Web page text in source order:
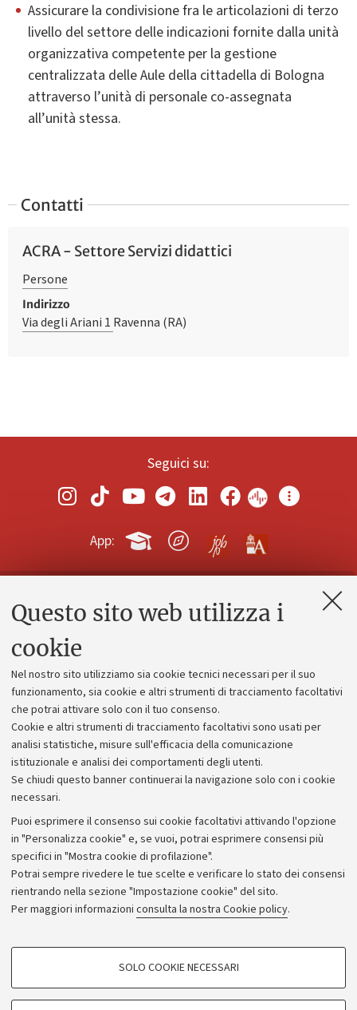
Questo sito web utilizza i
cookie
Nel nostro sito utilizziamo sia cookie tecnici necessari per il suo
funzionamento, sia cookie e altri strumenti di tracciamento facoltativi
che potrai attivare solo con il tuo consenso.
Cookie e altri strumenti di tracciamento facoltativi sono usati per
analisi statistiche, misure sull'efficacia della comunicazione
istituzionale e analisi dei comportamenti degli utenti.
Se chiudi questo banner continuerai la navigazione solo con i cookie
necessari.
Puoi esprimere il consenso sui cookie facoltativi attivando l'opzione
in "Personalizza cookie" e, se vuoi, potrai esprimere consensi più
specifici in "Mostra cookie di profilazione".
Potrai sempre rivedere le tue scelte e verificare lo stato dei consensi
rientrando nella sezione "Impostazione cookie" del sito.
Per maggiori informazioni consulta la nostra Cookie policy.
COOKIE DI PROFILAZIONE - FACOLTATIVI
SOLO COOKIE NECESSARI
Assicurare la condivisione fra le articolazioni di terzo
livello del settore delle indicazioni fornite dalla unità
organizzativa competente per la gestione
centralizzata delle Aule della cittadella di Bologna
attraverso l’unità di personale co-assegnata
all’unità stessa.
Contatti
ACRA - Settore Servizi didattici
Persone
Indirizzo
Via degli Ariani 1 Ravenna (RA)
Seguici su:
App:
Contatti e PEC
Alumni community
Piano strategico
Bilanci
Donazioni e 5x1000
Bandi, gare e concorsi
Albo online
Amministrazione trasparente
Atti di notifica
Informazioni sul sito e accessibilità
Dichiarazione di accessibilità
Privacy e note legali
Impostazioni Cookie